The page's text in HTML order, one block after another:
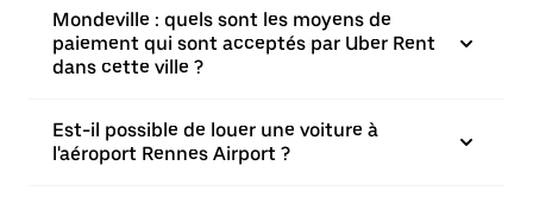
Mondeville : quels sont les moyens de
paiement qui sont acceptés par Uber Rent
dans cette ville ?
Est-il possible de louer une voiture à
l'aéroport Rennes Airport ?